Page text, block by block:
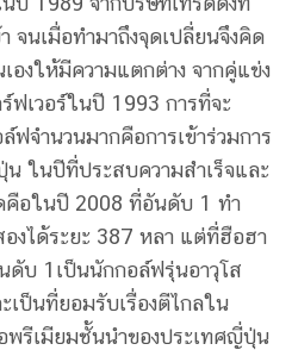
จนเมื่อทำมาถึงจุดเปลี่ยนจึงคิด
งให้มีความแตกต่าง จากคู่แข่ง
ฟเวอร์ในปี 1993 การที่จะ
จำนวนมากคือการเข้าร่วมการ
ในปีที่ประสบความสำเร็จและ
คือในปี 2008 ที่อันดับ 1 ทำ
งได้ระยะ 387 หลา แต่ที่ฮือฮา
บ 1เป็นนักกอล์ฟรุ่นอาวุโส
เป็นที่ยอมรับเรื่องตีไกลใน
รีเมียมชั้นนำของประเทศญี่ปุ่น